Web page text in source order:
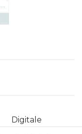
Digitale